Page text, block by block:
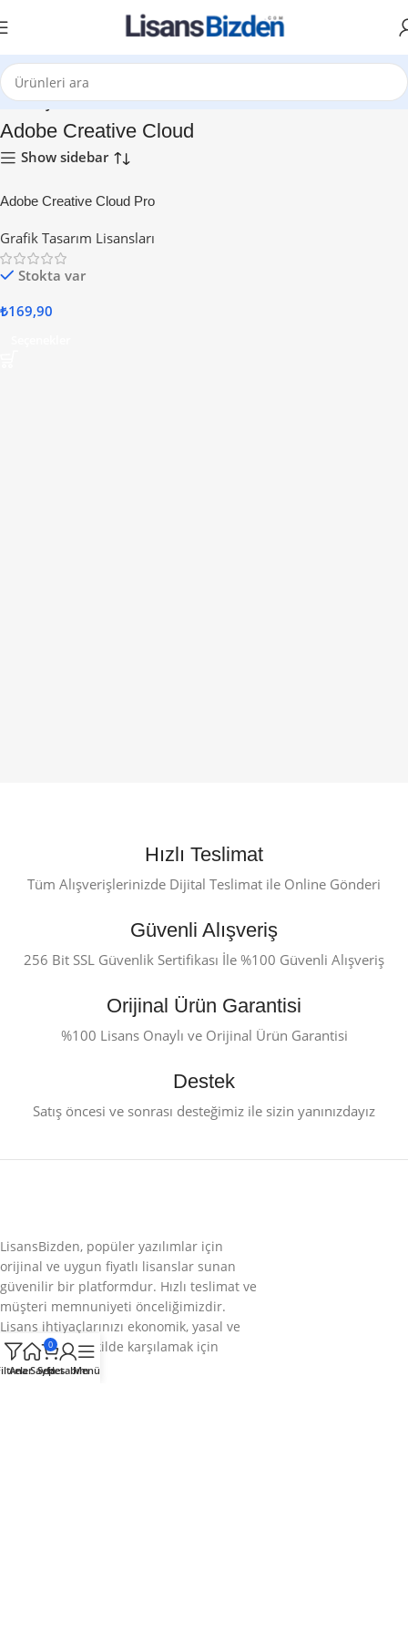
Ana Sayfa
Adobe Creative Cloud
Show sidebar
Adobe Creative Cloud Pro
Grafik Tasarım Lisansları
Stokta var
₺169,90
Hızlı Teslimat
Tüm Alışverişlerinizde Dijital Teslimat ile Online Gönderi
Güvenli Alışveriş
256 Bit SSL Güvenlik Sertifikası İle %100 Güvenli Alışveriş
Orijinal Ürün Garantisi
%100 Lisans Onaylı ve Orijinal Ürün Garantisi
Destek
Satış öncesi ve sonrası desteğimiz ile sizin yanınızdayız
LisansBizden, popüler yazılımlar için
orijinal ve uygun fiyatlı lisanslar sunan
güvenilir bir platformdur. Hızlı teslimat ve
müşteri memnuniyeti önceliğimizdir.
Lisans ihtiyaçlarınızı ekonomik, yasal ve
sorunsuz bir şekilde karşılamak için
buradayız.
Ana Sayfa
0
Sepet
Hesabım
Menü